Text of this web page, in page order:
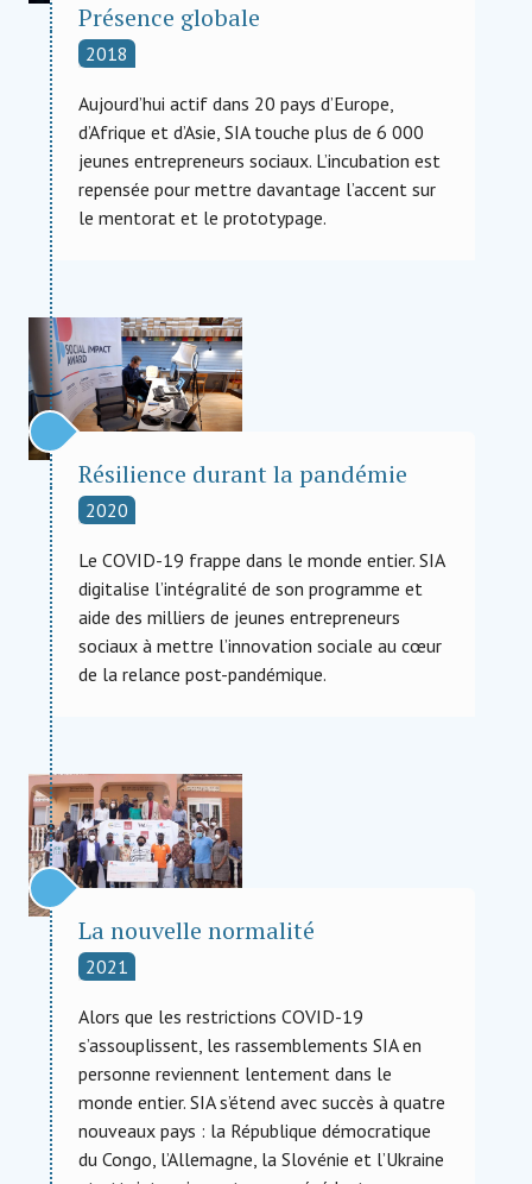
Présence globale
2018
Aujourd’hui actif dans 20 pays d’Europe,
d’Afrique et d’Asie, SIA touche plus de 6 000
jeunes entrepreneurs sociaux. L’incubation est
repensée pour mettre davantage l’accent sur
le mentorat et le prototypage.
Résilience durant la pandémie
2020
Le COVID-19 frappe dans le monde entier. SIA
digitalise l’intégralité de son programme et
aide des milliers de jeunes entrepreneurs
sociaux à mettre l’innovation sociale au cœur
de la relance post-pandémique.
La nouvelle normalité
2021
Alors que les restrictions COVID-19
s’assouplissent, les rassemblements SIA en
personne reviennent lentement dans le
monde entier. SIA s’étend avec succès à quatre
nouveaux pays : la République démocratique
du Congo, l’Allemagne, la Slovénie et l’Ukraine